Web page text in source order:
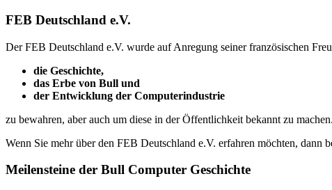
FEB Deutschland e.V.
Der FEB Deutschland e.V. wurde auf Anregung seiner französischen
die Geschichte,
das Erbe von Bull und
der Entwicklung der Computerindustrie
zu bewahren, aber auch um diese in der Öffentlichkeit bekannt zu machen.
Wenn Sie mehr über den FEB Deutschland e.V. erfahren möchten, dann
Meilensteine der Bull Computer Geschichte